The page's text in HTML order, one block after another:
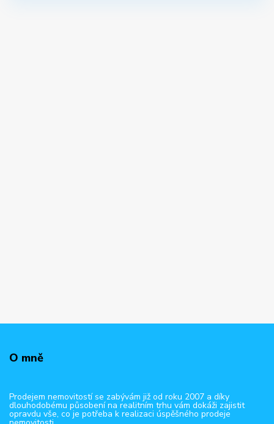
O mně
Prodejem nemovitostí se zabývám již od roku 2007 a díky
dlouhodobému působení na realitním trhu vám dokáži zajistit
opravdu vše, co je potřeba k realizaci úspěšného prodeje